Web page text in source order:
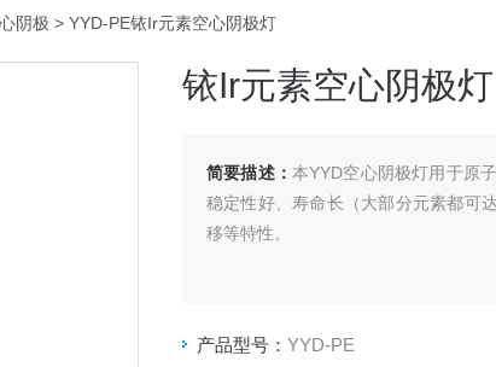
阴极 > YYD-PE铱Ir元素空心阴极灯
铱Ir元素空心阴极灯
简要描述： 本YYD空心阴极灯用于原
稳定性好、寿命长（大部分元素都可
移等特性。
产品型号： YYD-PE